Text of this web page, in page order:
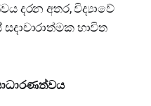
දරන අතර, විද්‍යාවේ
භාවිත